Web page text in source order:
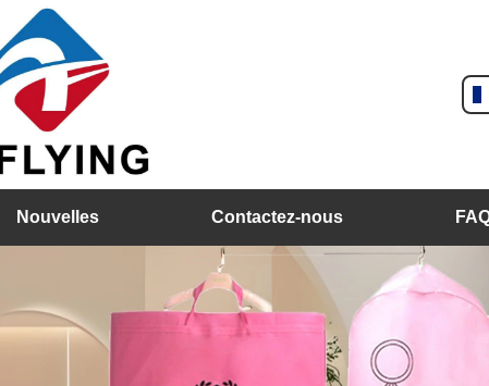
Nouvelles Contactez-nous